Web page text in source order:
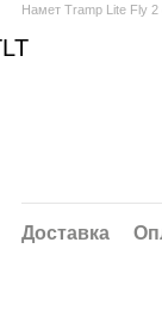
Намет Tramp Lite Fly 2
Доставка